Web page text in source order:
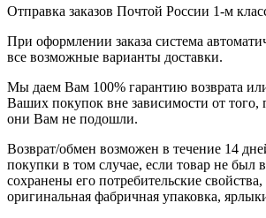
Отправка заказов Почтой России 1-м
При оформлении заказа система
все возможные варианты доставки.
Мы даем Вам 100% гарантию возврата
Ваших покупок вне зависимости от
они Вам не подошли.
Возврат/обмен возможен в течение 14
покупки в том случае, если товар не был
сохранены его потребительские
оригинальная фабричная упаковка,